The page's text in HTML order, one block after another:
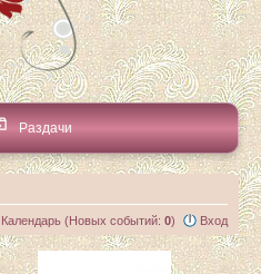
Раздачи
Календарь (Новых событий: 0) Вход